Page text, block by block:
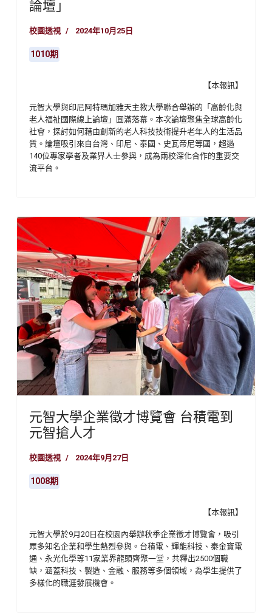
論壇」
校園透視 2024年10月25日
1010期
【本報訊】
元智大學與印尼阿特瑪加雅天主教大學聯合舉辦的「高齡化與
老人福祉國際線上論壇」圓滿落幕。本次論壇聚焦全球高齡化
社會，探討如何藉由創新的老人科技技術提升老年人的生活品
質。論壇吸引來自台灣、印尼、泰國、史瓦帝尼等國，超過
140位專家學者及業界人士參與，成為兩校深化合作的重要交
流平台。
元智大學企業徵才博覽會 台積電到
元智搶人才
校園透視 2024年9月27日
1008期
【本報訊】
元智大學於9月20日在校園內舉辦秋季企業徵才博覽會，吸引
眾多知名企業和學生熱烈參與。台積電、輝能科技、泰金寶電
通、永光化學等11家業界龍頭齊聚一堂，共釋出2500個職
缺，涵蓋科技、製造、金融、服務等多個領域，為學生提供了
多樣化的職涯發展機會。